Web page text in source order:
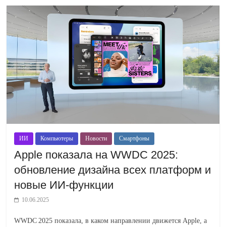
ИИ Компьютеры Новости Смартфоны
Apple показала на WWDC 2025:
обновление дизайна всех платформ и
новые ИИ-функции
10.06.2025
WWDC 2025 показала, в каком направлении движется Apple, а